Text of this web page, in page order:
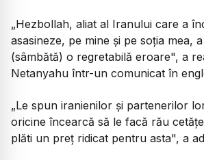
„Hezbollah, aliat al Iranului care a
asasineze, pe mine şi pe soţia mea,
(sâmbătă) o regretabilă eroare", a
Netanyahu într-un comunicat în
„Le spun iranienilor şi partenerilor
oricine încearcă să le facă rău
plăti un preţ ridicat pentru asta", a